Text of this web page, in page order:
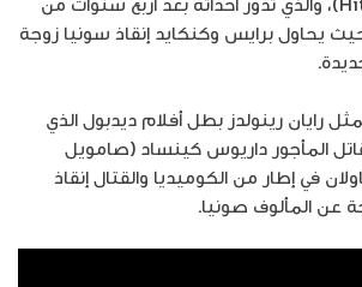
يحاول برايس وكنكايد إنقاذ سونيا زوجة
رايان رينولدز بطل أفلام ديدبول الذي
المأجور داريوس كينساد (صامويل
في إطار من الكوميديا والقتال إنقاذ
عن المألوف صونيا.